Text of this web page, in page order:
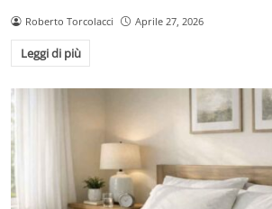
Roberto Torcolacci Aprile 27, 2026
Leggi di più